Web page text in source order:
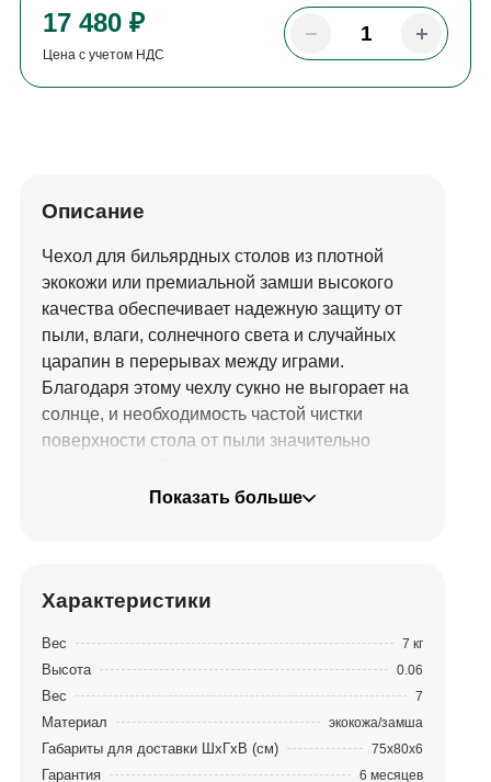
17 480 ₽
Цена с учетом НДС
Описание
Чехол для бильярдных столов из плотной
экокожи или премиальной замши высокого
качества обеспечивает надежную защиту от
пыли, влаги, солнечного света и случайных
царапин в перерывах между играми.
Благодаря этому чехлу сукно не выгорает на
солнце, и необходимость частой чистки
поверхности стола от пыли значительно
свои свойства на более длительный срок.
обеспечивает защиту поверхности, надежно
высокачественной экокожи или замши
специально разработан для бильярдных
столов: Ливерпуль, Ливерпуль III, Ливерпуль
Голд, Ливерпуль-Экзотик, Ливерпуль-Клаб,
Ливерпуль-Клаб III, Ливерпуль-Клаб Прайм,
Показать больше
Характеристики
Вес 7 кг
Высота 0.06
Вес 7
Материал экокожа/замша
Габариты для доставки ШхГхВ (см) 75х80х6
Гарантия 6 месяцев